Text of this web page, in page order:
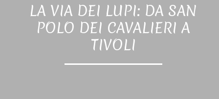
LA VIA DEI LUPI: DA SAN
POLO DEI CAVALIERI A
TIVOLI